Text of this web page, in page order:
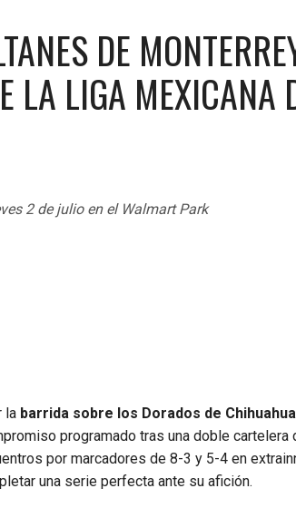
DE
LA LIGA MEXICANA
2 de julio en el Walmart Park
la barrida sobre los Dorados de
programado tras una doble cartelera
por marcadores de 8-3 y 5-4 en
una serie perfecta ante su afición.